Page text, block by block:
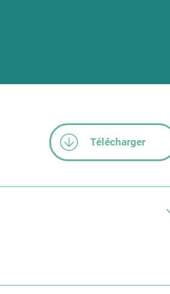
Télécharger